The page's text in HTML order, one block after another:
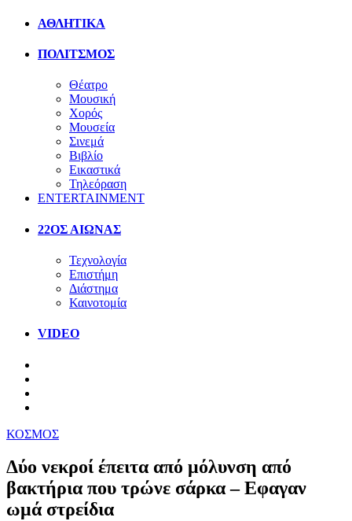
ΑΘΛΗΤΙΚΑ
ΠΟΛΙΤΣΜΟΣ
Θέατρο
Μουσική
Χορός
Μουσεία
Σινεμά
Βιβλίο
Εικαστικά
Τηλεόραση
ENTERTAINMENT
22ΟΣ ΑΙΩΝΑΣ
Τεχνολογία
Επιστήμη
Διάστημα
Καινοτομία
VIDEO
ΚΟΣΜΟΣ
Δύο νεκροί έπειτα από μόλυνση από
βακτήρια που τρώνε σάρκα – Εφαγαν
ωμά στρείδια